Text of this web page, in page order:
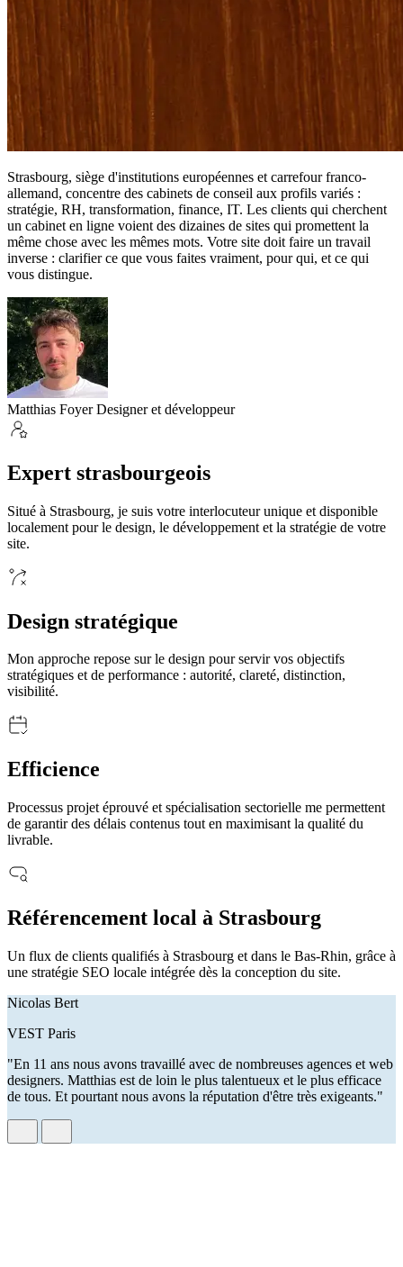
Strasbourg, siège d'institutions européennes et carrefour franco-
allemand, concentre des cabinets de conseil aux profils variés :
stratégie, RH, transformation, finance, IT. Les clients qui cherchent
un cabinet en ligne voient des dizaines de sites qui promettent la
même chose avec les mêmes mots. Votre site doit faire un travail
inverse : clarifier ce que vous faites vraiment, pour qui, et ce qui
vous distingue.
Matthias Foyer Designer et développeur
Expert strasbourgeois
Situé à Strasbourg, je suis votre interlocuteur unique et disponible
localement pour le design, le développement et la stratégie de votre
site.
Design stratégique
Mon approche repose sur le design pour servir vos objectifs
stratégiques et de performance : autorité, clareté, distinction,
visibilité.
Efficience
Processus projet éprouvé et spécialisation sectorielle me permettent
de garantir des délais contenus tout en maximisant la qualité du
livrable.
Référencement local à Strasbourg
Un flux de clients qualifiés à Strasbourg et dans le Bas-Rhin, grâce à
une stratégie SEO locale intégrée dès la conception du site.
Nicolas Bert
VEST Paris
"En 11 ans nous avons travaillé avec de nombreuses agences et web
designers. Matthias est de loin le plus talentueux et le plus efficace
de tous. Et pourtant nous avons la réputation d'être très exigeants."